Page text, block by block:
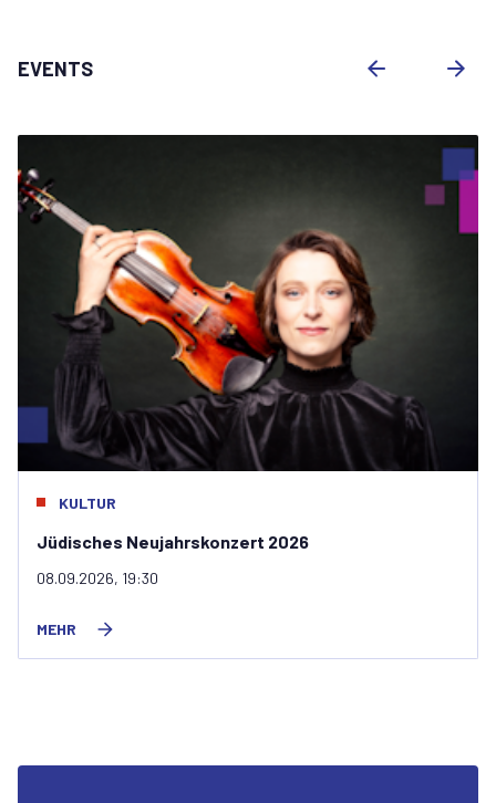
EVENTS
KULTUR
Jüdisches Neujahrskonzert 2026
08.09.2026, 19:30
MEHR